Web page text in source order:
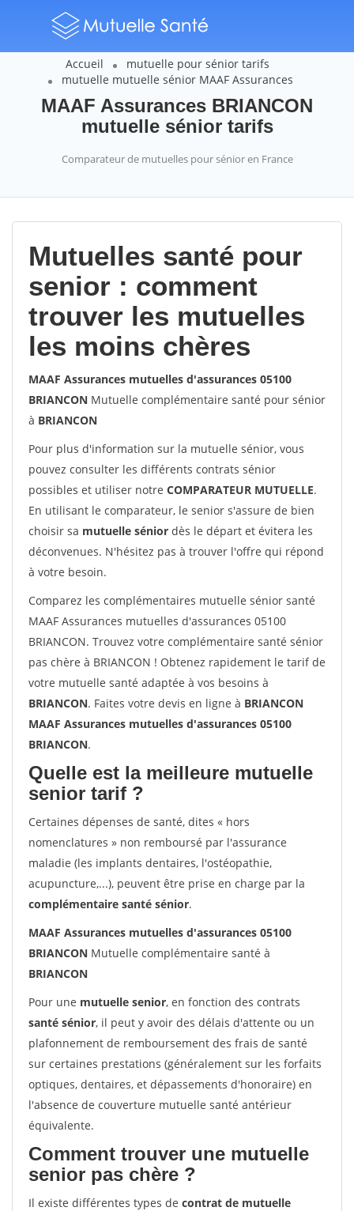
Accueil
mutuelle pour sénior tarifs
mutuelle mutuelle sénior MAAF Assurances
MAAF Assurances BRIANCON
mutuelle sénior tarifs
Comparateur de mutuelles pour sénior en France
Mutuelles santé pour
senior : comment
trouver les mutuelles
les moins chères
MAAF Assurances mutuelles d'assurances 05100
BRIANCON Mutuelle complémentaire santé pour sénior
à BRIANCON
Pour plus d'information sur la mutuelle sénior, vous
pouvez consulter les différents contrats sénior
possibles et utiliser notre COMPARATEUR MUTUELLE.
En utilisant le comparateur, le senior s'assure de bien
choisir sa mutuelle sénior dès le départ et évitera les
déconvenues. N'hésitez pas à trouver l'offre qui répond
à votre besoin.
Comparez les complémentaires mutuelle sénior santé
MAAF Assurances mutuelles d'assurances 05100
BRIANCON. Trouvez votre complémentaire santé sénior
pas chère à BRIANCON ! Obtenez rapidement le tarif de
votre mutuelle santé adaptée à vos besoins à
BRIANCON. Faites votre devis en ligne à BRIANCON
MAAF Assurances mutuelles d'assurances 05100
BRIANCON.
Quelle est la meilleure mutuelle
senior tarif ?
Certaines dépenses de santé, dites « hors
nomenclatures » non remboursé par l'assurance
maladie (les implants dentaires, l'ostéopathie,
acupuncture,...), peuvent être prise en charge par la
complémentaire santé sénior.
MAAF Assurances mutuelles d'assurances 05100
BRIANCON Mutuelle complémentaire santé à
BRIANCON
Pour une mutuelle senior, en fonction des contrats
santé sénior, il peut y avoir des délais d'attente ou un
plafonnement de remboursement des frais de santé
sur certaines prestations (généralement sur les forfaits
optiques, dentaires, et dépassements d'honoraire) en
l'absence de couverture mutuelle santé antérieur
équivalente.
Comment trouver une mutuelle
senior pas chère ?
Il existe différentes types de contrat de mutuelle